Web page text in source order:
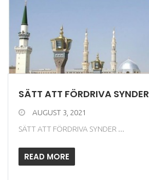
SÄTT ATT FÖRDRIVA SYNDER
AUGUST 3, 2021
SÄTT ATT FÖRDRIVA SYNDER ...
READ MORE